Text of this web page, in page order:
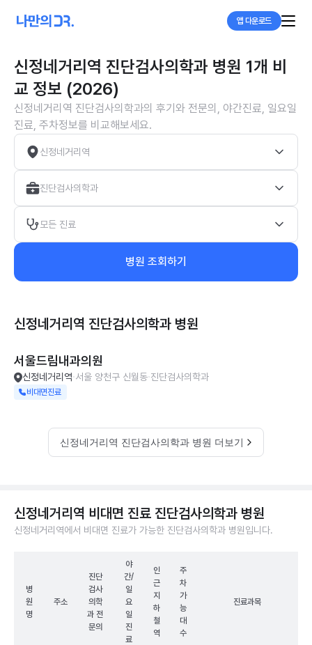
앱 다운로드
신정네거리역 진단검사의학과 병원 1개 비
교 정보 (2026)
신정네거리역 진단검사의학과의 후기와 전문의, 야간진료, 일요일
진료, 주차정보를 비교해보세요.
신정네거리역
진단검사의학과
모든 진료
병원 조회하기
신정네거리역 진단검사의학과 병원
서울드림내과의원
신정네거리역 서울 양천구 신월동 진단검사의학과
비대면진료
신정네거리역 진단검사의학과 병원 더보기
신정네거리역 비대면 진료 진단검사의학과 병원
신정네거리역에서 비대면 진료가 가능한 진단검사의학과 병원입니다.
병
원
명
주소
진단
검사
의학
과 전
문의
야
간/
일
요
일
진
료
인
근
지
하
철
역
주
차
가
능
대
수
진료과목